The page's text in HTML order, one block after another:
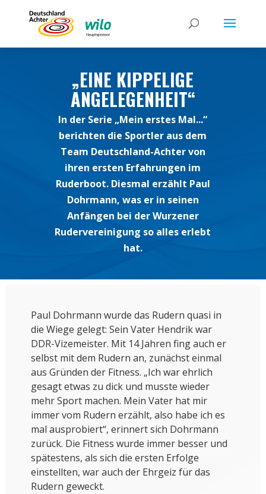
„EINE KIPPELIGE
ANGELEGENHEIT“
In der Serie „Mein erstes Mal...“
berichten die Sportler aus dem
Team Deutschland-Achter von
ihren ersten Erfahrungen im
Ruderboot. Diesmal erzählt Paul
Dohrmann, was er in seinen
Anfängen bei der Wurzener
Rudervereinigung so alles erlebt
hat.
Paul Dohrmann wurde das Rudern quasi in
die Wiege gelegt: Sein Vater Hendrik war
DDR-Vizemeister. Mit 14 Jahren fing auch er
selbst mit dem Rudern an, zunächst einmal
aus Gründen der Fitness. „Ich war ehrlich
gesagt etwas zu dick und musste wieder
mehr Sport machen. Mein Vater hat mir
immer vom Rudern erzählt, also habe ich es
mal ausprobiert“, erinnert sich Dohrmann
zurück. Die Fitness wurde immer besser und
spätestens, als sich die ersten Erfolge
einstellten, war auch der Ehrgeiz für das
Rudern geweckt.